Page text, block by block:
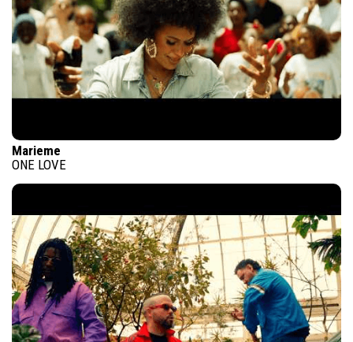
Marieme
ONE LOVE